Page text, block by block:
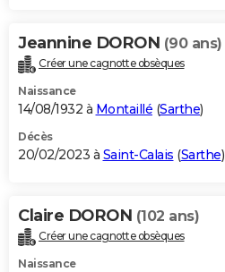
Jeannine DORON (90 ans)
Créer une cagnotte obsèques
Naissance
14/08/1932 à Montaillé (Sarthe)
Décès
20/02/2023 à Saint-Calais (Sarthe)
Claire DORON (102 ans)
Créer une cagnotte obsèques
Naissance